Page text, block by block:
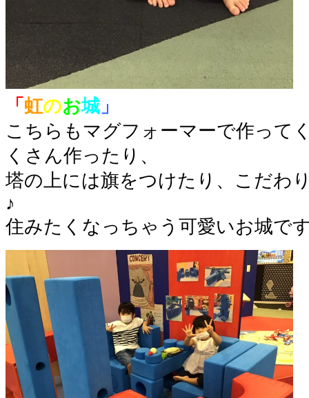
「 虹のお城 」
こちらもマグフォーマーで作って
くさん作ったり、
塔の上には旗をつけたり、こだわ
♪
住みたくなっちゃう可愛いお城で